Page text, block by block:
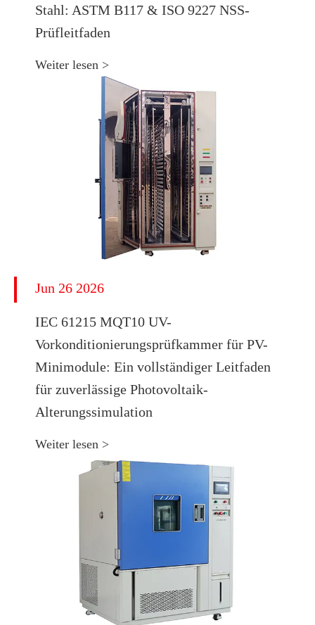
Stahl: ASTM B117 & ISO 9227 NSS-
Prüfleitfaden
Weiter lesen >
Jun 26 2026
IEC 61215 MQT10 UV-
Vorkonditionierungsprüfkammer für PV-
Minimodule: Ein vollständiger Leitfaden
für zuverlässige Photovoltaik-
Alterungssimulation
Weiter lesen >